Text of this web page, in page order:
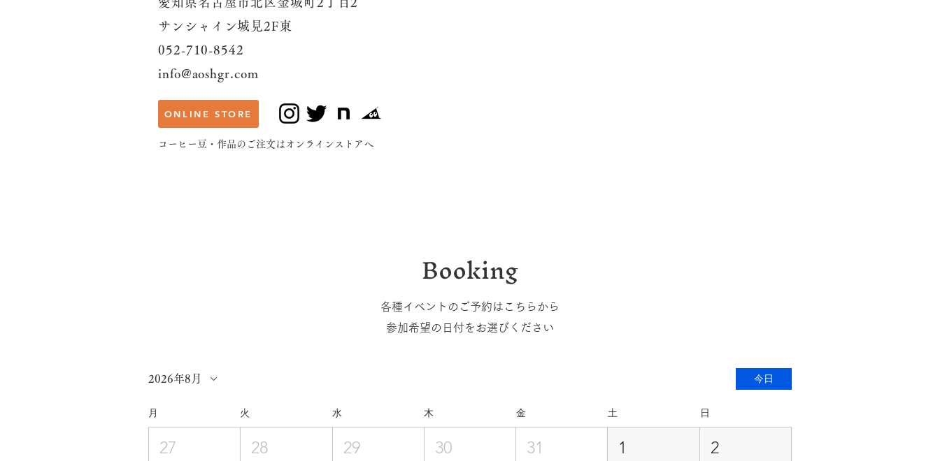
サンシャイン城見2F東
052-710-8542
info@aoshgr.com
ONLINE STORE
​コーヒー豆・作品のご注文はオンラインストアへ
Booking
各種イベントのご予約はこちらから
参加希望の日付をお選びください
2026年8月 今日
月 火 水 木 金 土 日
27 28 29 30 31 1 2